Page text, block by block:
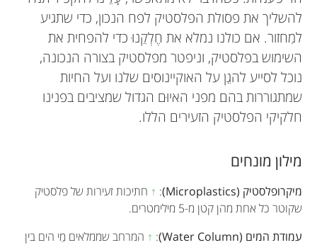
להשליך את פסולת הפלסטיק לפח הנכון, כדי שתגיע
למִחזור. אם כולנו נמלא את חֶלְקֵנוּ כדי להפחית את
השימוש בפלסטיק, וניפטר מפלסטיק בצורה הנכונה,
נוכל לסייע להגֵן על האוקיינוסים שלנו ועל החיות
שמתגוררות בהם מפני האיוּם הגדול שמציבים בפנינו
חלקיקי הפלסטיק הזעירים הללו.
מילון מונחים
מיקרופלסטיק (Microplastics) :
↑ חתיכות זעירות של פלסטיק
שקוטר כל אחת מהן קטן מ-5 מילימטרים.
עמודת המים (Water Column)
:
↑ המרחב שממלאים מֵי הים בין